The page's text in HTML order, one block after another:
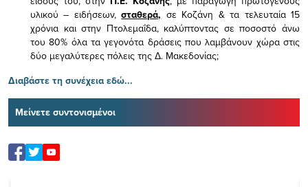
υλικού – ειδήσεων,σταθερά, σε Κοζάνη & τα τελευταία 15
χρόνια και στην Πτολεμαΐδα, καλύπτοντας σε ποσοστό άνω
του 80% όλα τα γεγονότα δράσεις που λαμβάνουν χώρα στις
δύο μεγαλύτερες πόλεις της Δ. Μακεδονίας;
Διαβάστε τη συνέχεια εδώ...
Μείνετε συντονισμένοι